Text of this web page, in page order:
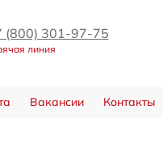
(800) 301-97-75
линия
Вакансии Контакты